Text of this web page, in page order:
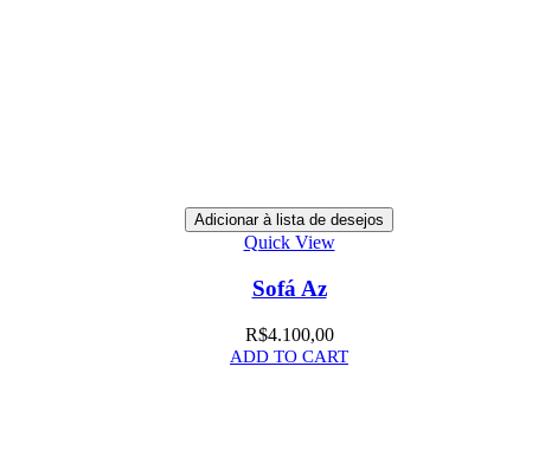
Adicionar à lista de desejos
Quick View
Sofá Az
R$4.100,00
ADD TO CART